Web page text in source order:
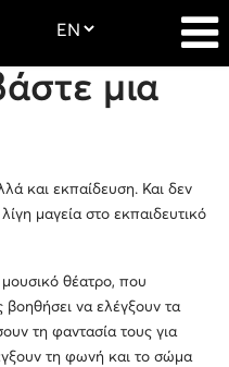
μια
και εκπαίδευση. Και δεν
μαγεία στο εκπαιδευτικό
θέατρο, που
βοηθήσει να ελέγξουν τα
τη φαντασία τους για
τη φωνή και το σώμα